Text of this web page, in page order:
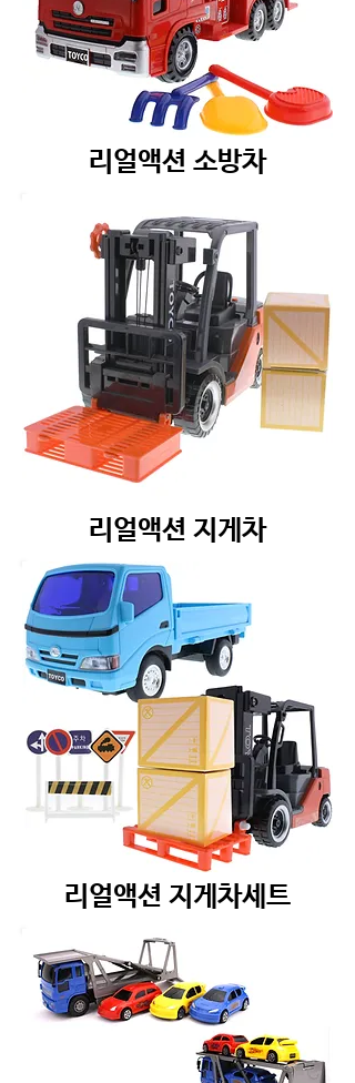
리얼액션 소방차
리얼액션 지게차
리얼액션 지게차세트